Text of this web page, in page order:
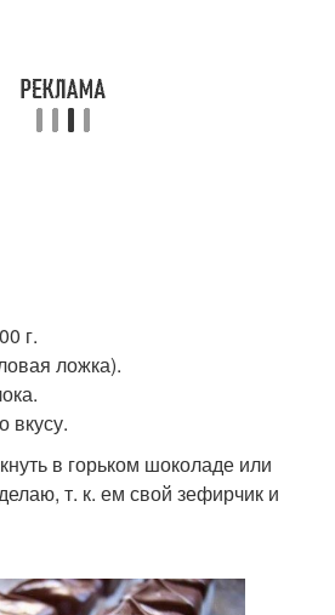
г.
ложка).
вкусу.
в горьком шоколаде или
т. к. ем свой зефирчик и